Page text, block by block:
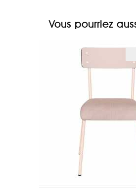
Vous pourriez